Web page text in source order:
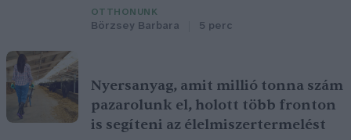
OTTHONUNK
Börzsey Barbara 5 perc
Nyersanyag, amit millió tonna szám
pazarolunk el, holott több fronton
is segíteni az élelmiszertermelést